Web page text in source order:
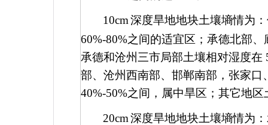
10cm 深度旱地地块土壤墒情为
60%-80%之间的适宜区；承德北部
承德和沧州三市局部土壤相对湿度在
部、沧州西南部、邯郸南部，张家
40%-50%之间，属中旱区；其它地
20cm 深度旱地地块土壤墒情为